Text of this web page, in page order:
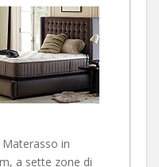
Materasso in
a sette zone di